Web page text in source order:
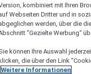
kombiniert mit Ihren
Webseiten Dritter und in
werden, über die
"Gezielte Werbung“
können Ihre Auswahl
die über den Link
Weitere Informationen